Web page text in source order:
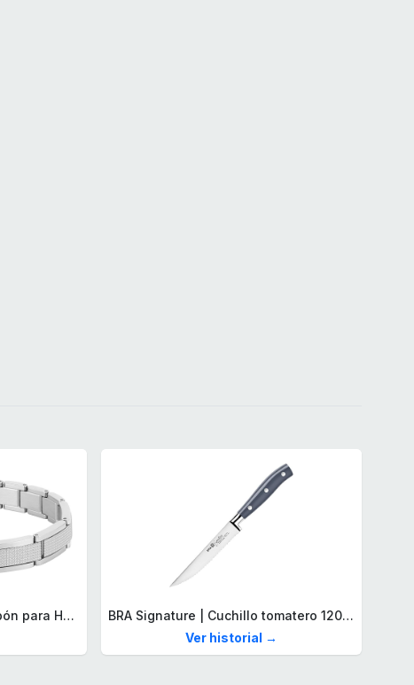
Lacoste Brazalete de eslabón para Hombre Colección STENCIL de Acero inoxidable
BRA Signature | Cuchillo tomatero 120 mm, Acero Inoxidable alemán forjado con Molibdeno Vanadio, Mango Remachado ABS, Diseño Ergonómico, Hoja 1,6 mm espesor
Ver historial →